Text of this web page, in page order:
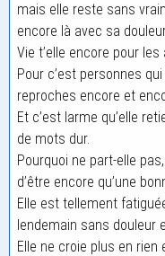
mais elle reste sans
encore là avec sa
Vie t’elle encore pour les
Pour c’est personnes
reproches encore et
Et c’est larme qu’elle
de mots dur.
Pourquoi ne part-elle
d’être encore qu’une
Elle est tellement
lendemain sans douleur
Elle ne croie plus en